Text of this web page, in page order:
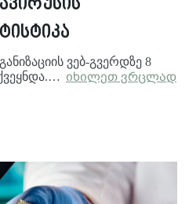
ვებ-გვერდზე 8
იხილეთ ვრცლად